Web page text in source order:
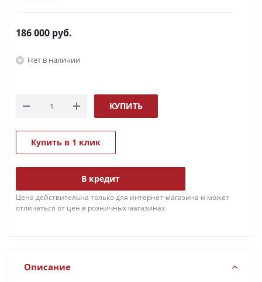
186 000 руб.
Нет в наличии
КУПИТЬ
Купить в 1 клик
В кредит
Цена действительна только для интернет-магазина и может
отличаться от цен в розничных магазинах
Описание